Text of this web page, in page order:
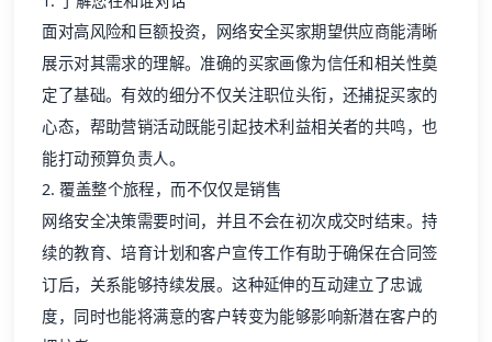
面对高风险和巨额投资，网络安全买家期望供应商能清晰
展示对其需求的理解。准确的买家画像为信任和相关性奠
定了基础。有效的细分不仅关注职位头衔，还捕捉买家的
心态，帮助营销活动既能引起技术利益相关者的共鸣，也
能打动预算负责人。
2. 覆盖整个旅程，而不仅仅是销售
网络安全决策需要时间，并且不会在初次成交时结束。持
续的教育、培育计划和客户宣传工作有助于确保在合同签
订后，关系能够持续发展。这种延伸的互动建立了忠诚
度，同时也能将满意的客户转变为能够影响新潜在客户的